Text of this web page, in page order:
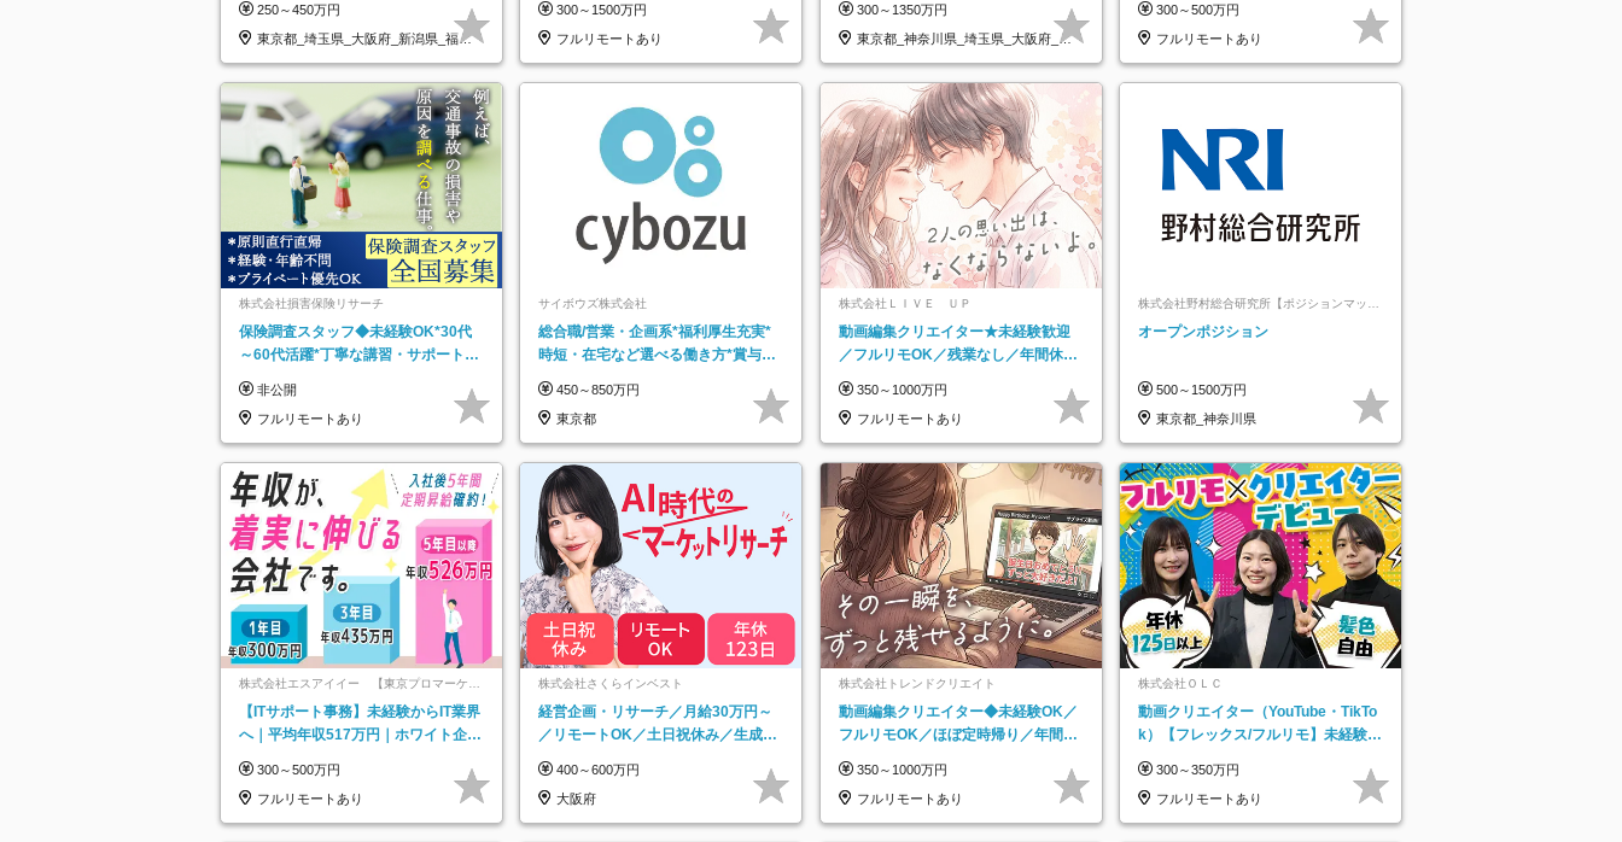
250～450万円
東京都_埼玉県_大阪府_新潟県_福岡
県
日以上
300～1500万円
フルリモートあり
300～1350万円
東京都_神奈川県_埼玉県_大阪府_愛
知県…
300～500万円
フルリモートあり
株式会社損害保険リサーチ
保険調査スタッフ◆未経験OK*30代
～60代活躍*丁寧な講習・サポートあ
託
非公開
フルリモートあり
サイボウズ株式会社
総合職/営業・企画系*福利厚生充実*
時短・在宅など選べる働き方*賞与年
450～850万円
東京都
株式会社ＬＩＶＥ ＵＰ
動画編集クリエイター★未経験歓迎
／フルリモOK／残業なし／年間休日
実で安心
350～1000万円
フルリモートあり
株式会社野村総合研究所【ポジションマッチ
オープンポジション
500～1500万円
東京都_神奈川県
株式会社エスアイイー 【東京プロマーケッ
ト上場】
【ITサポート事務】未経験からIT業界
へ｜平均年収517万円｜ホワイト企業
300～500万円
フルリモートあり
株式会社さくらインベスト
経営企画・リサーチ／月給30万円～
／リモートOK／土日祝休み／生成AI
400～600万円
大阪府
株式会社トレンドクリエイト
動画編集クリエイター◆未経験OK／
フルリモOK／ほぼ定時帰り／年間休
OK
350～1000万円
フルリモートあり
株式会社ＯＬＣ
動画クリエイター（YouTube・TikTo
k）【フレックス/フルリモ】未経験O
300～350万円
フルリモートあり